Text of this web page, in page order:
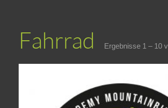
Fahrrad Ergebnisse 1 – 10